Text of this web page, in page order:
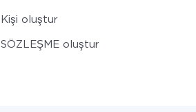
Kişi oluştur
SÖZLEŞME oluştur